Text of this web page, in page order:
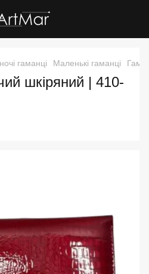
гаманці Маленькі гаманці
шкіряний | 410-